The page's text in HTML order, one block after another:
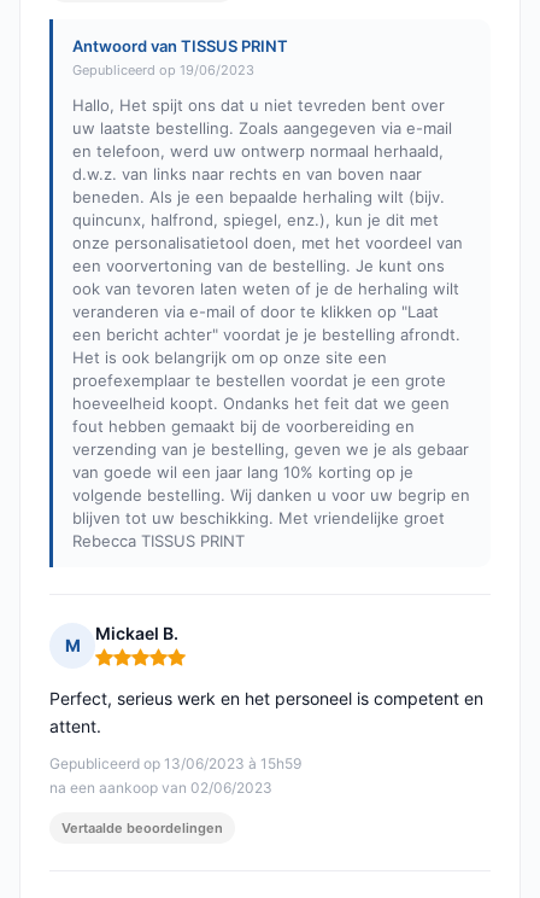
Antwoord van TISSUS PRINT
Gepubliceerd op 19/06/2023
Hallo, Het spijt ons dat u niet tevreden bent over
uw laatste bestelling. Zoals aangegeven via e-mail
en telefoon, werd uw ontwerp normaal herhaald,
d.w.z. van links naar rechts en van boven naar
beneden. Als je een bepaalde herhaling wilt (bijv.
quincunx, halfrond, spiegel, enz.), kun je dit met
onze personalisatietool doen, met het voordeel van
een voorvertoning van de bestelling. Je kunt ons
ook van tevoren laten weten of je de herhaling wilt
veranderen via e-mail of door te klikken op "Laat
een bericht achter" voordat je je bestelling afrondt.
Het is ook belangrijk om op onze site een
proefexemplaar te bestellen voordat je een grote
hoeveelheid koopt. Ondanks het feit dat we geen
fout hebben gemaakt bij de voorbereiding en
verzending van je bestelling, geven we je als gebaar
van goede wil een jaar lang 10% korting op je
volgende bestelling. Wij danken u voor uw begrip en
blijven tot uw beschikking. Met vriendelijke groet
Rebecca TISSUS PRINT
M
Mickael B.
Opmerking: 5 van 5
Gepubliceerd op 13/06/2023 à 15h59
na een aankoop van 02/06/2023
Perfect, serieus werk en het personeel is competent en
attent.
Vertaalde beoordelingen